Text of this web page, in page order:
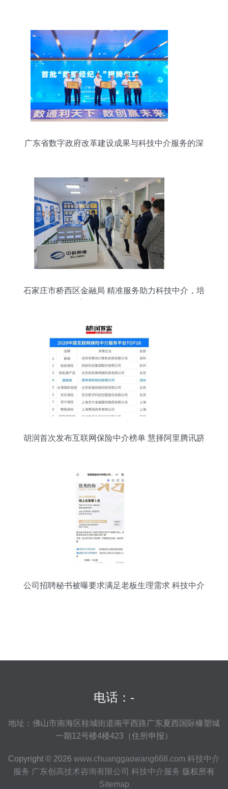
广东省数字政府改革建设成果与科技中介服务的深
石家庄市桥西区金融局 精准服务助力科技中介，培
胡润首次发布互联网保险中介榜单 慧择阿里腾讯跻
公司招聘秘书被曝要求满足老板生理需求 科技中介
电话：-
地址：佛山市南海区桂城街道南平西路广东夏西国际橡塑城
一期12号楼4楼423（住所申报）
Copyright © 2026 www.chuanggaowang668.com 科技中介
服务 广东创高技术咨询有限公司 科技中介服务 版权所有
Sitemap